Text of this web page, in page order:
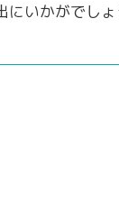
いかがでしょ